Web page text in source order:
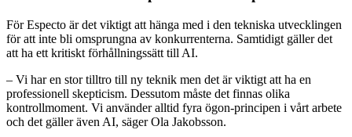
För Especto är det viktigt att hänga med i den tekniska utvecklingen
för att inte bli omsprungna av konkurrenterna. Samtidigt gäller det
att ha ett kritiskt förhållningssätt till AI.
– Vi har en stor tilltro till ny teknik men det är viktigt att ha en
professionell skepticism. Dessutom måste det finnas olika
kontrollmoment. Vi använder alltid fyra ögon-principen i vårt arbete
och det gäller även AI, säger Ola Jakobsson.